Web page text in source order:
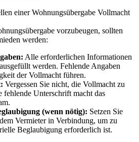
einer Wohnungsübergabe Vollmacht
vorzubeugen, sollten
werden:
Alle erforderlichen Informationen
werden. Fehlende Angaben
der Vollmacht führen.
Vergessen Sie nicht, die Vollmacht zu
fehlende Unterschrift macht das
(wenn nötig): Setzen Sie
Vermieter in Verbindung, um zu
Beglaubigung erforderlich ist.